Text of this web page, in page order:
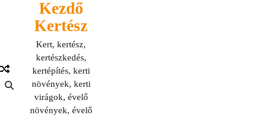
Kezdő
Kertész
Kert, kertész,
kertészkedés,
kertépítés, kerti
növények, kerti
virágok, évelő
növények, évelő